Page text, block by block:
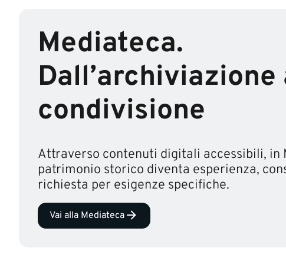
Mediateca.
Dall’archiviazione
condivisione
Attraverso contenuti digitali accessibili, in
patrimonio storico diventa esperienza,
richiesta per esigenze specifiche.
Vai alla Mediateca